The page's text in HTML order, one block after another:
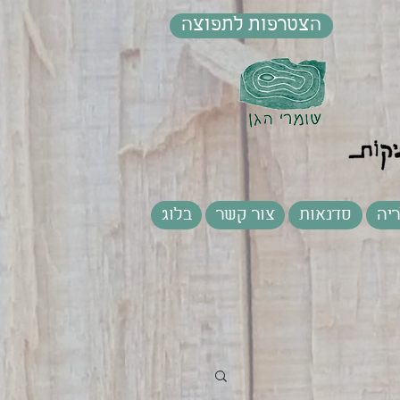
הצטרפות לתפוצה
סדנאות צור קשר בלוג